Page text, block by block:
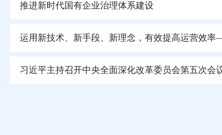
推进新时代国有企业治理体系建设
运用新技术、新手段、新理念，有效提高运营效
习近平主持召开中央全面深化改革委员会第五次会